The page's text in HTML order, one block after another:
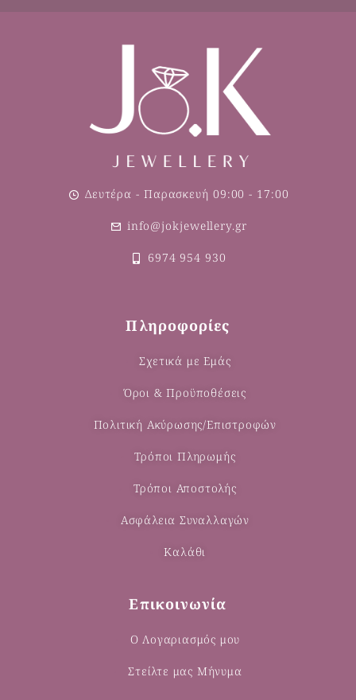
Δευτέρα - Παρασκευή 09:00 - 17:00
info@jokjewellery.gr
6974 954 930
Πληροφορίες
Σχετικά με Εμάς
Όροι & Προϋποθέσεις
Πολιτική Ακύρωσης/Επιστροφών
Τρόποι Πληρωμής
Τρόποι Αποστολής
Ασφάλεια Συναλλαγών
Καλάθι
Επικοινωνία
Ο Λογαριασμός μου
Στείλτε μας Μήνυμα